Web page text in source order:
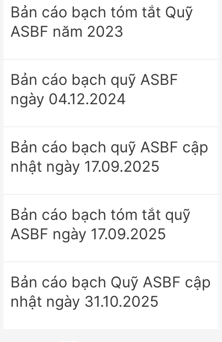
Bản cáo bạch tóm tắt Quỹ
ASBF năm 2023
Bản cáo bạch quỹ ASBF
ngày 04.12.2024
Bản cáo bạch quỹ ASBF cập
nhật ngày 17.09.2025
Bản cáo bạch tóm tắt quỹ
ASBF ngày 17.09.2025
Bản cáo bạch Quỹ ASBF cập
nhật ngày 31.10.2025